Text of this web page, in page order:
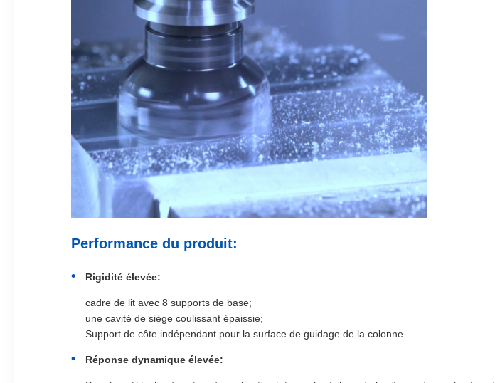
Performance du produit:
Rigidité élevée:
cadre de lit avec 8 supports de base;
une cavité de siège coulissant épaissie;
Support de côte indépendant pour la surface de guidage de la colonne
Réponse dynamique élevée: